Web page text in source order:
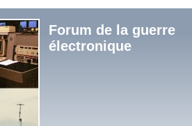
Forum de la guerre
électronique